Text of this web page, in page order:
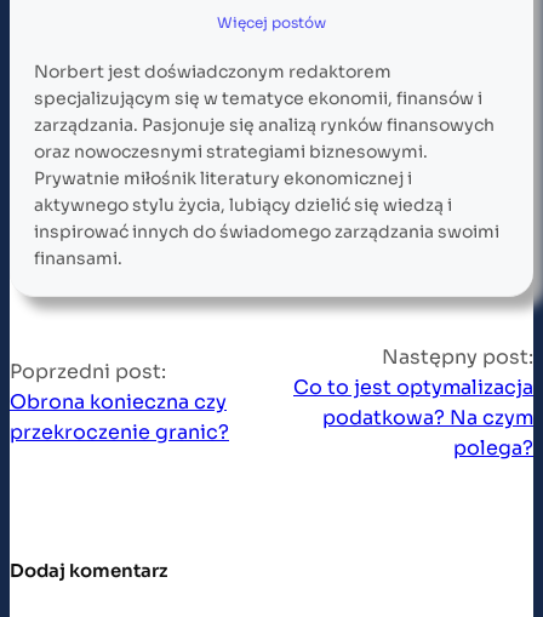
Więcej postów
Norbert jest doświadczonym redaktorem
specjalizującym się w tematyce ekonomii, finansów i
zarządzania. Pasjonuje się analizą rynków finansowych
oraz nowoczesnymi strategiami biznesowymi.
Prywatnie miłośnik literatury ekonomicznej i
aktywnego stylu życia, lubiący dzielić się wiedzą i
inspirować innych do świadomego zarządzania swoimi
finansami.
Poprzedni post:
Obrona konieczna czy
przekroczenie granic?
Następny post:
Co to jest optymalizacja
podatkowa? Na czym
polega?
Dodaj komentarz